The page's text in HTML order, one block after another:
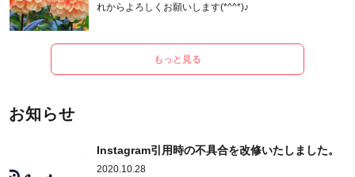
れからよろしくお願いします(*^^*)♪
もっと見る
お知らせ
Instagram引用時の不具合を改修いたしました。
2020.10.28